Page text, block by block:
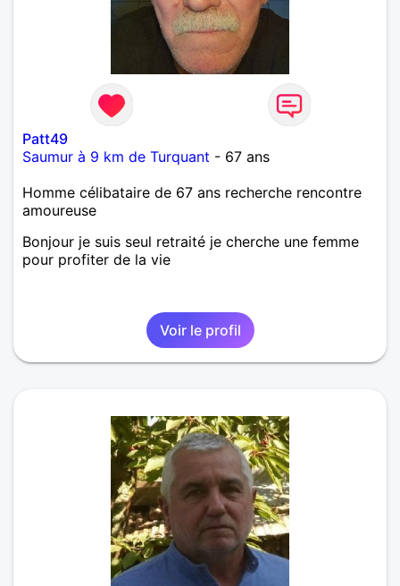
Patt49
Saumur à 9 km de Turquant - 67 ans
Homme célibataire de 67 ans recherche rencontre
amoureuse
Bonjour je suis seul retraité je cherche une femme
pour profiter de la vie
Voir le profil